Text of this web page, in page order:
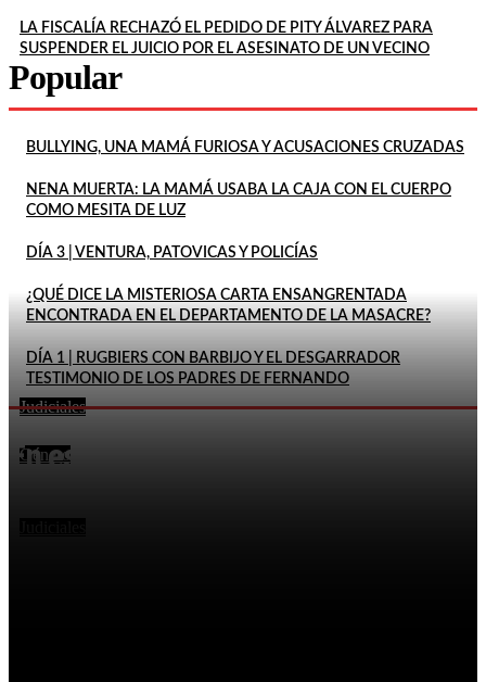
LA FISCALÍA RECHAZÓ EL PEDIDO DE PITY ÁLVAREZ PARA
SUSPENDER EL JUICIO POR EL ASESINATO DE UN VECINO
Popular
BULLYING, UNA MAMÁ FURIOSA Y ACUSACIONES CRUZADAS
NENA MUERTA: LA MAMÁ USABA LA CAJA CON EL CUERPO
COMO MESITA DE LUZ
DÍA 3 | VENTURA, PATOVICAS Y POLICÍAS
¿QUÉ DICE LA MISTERIOSA CARTA ENSANGRENTADA
ENCONTRADA EN EL DEPARTAMENTO DE LA MASACRE?
DÍA 1 | RUGBIERS CON BARBIJO Y EL DESGARRADOR
TESTIMONIO DE LOS PADRES DE FERNANDO
En este momento
Judiciales
INQUILINOS DE BARRELIER
Género